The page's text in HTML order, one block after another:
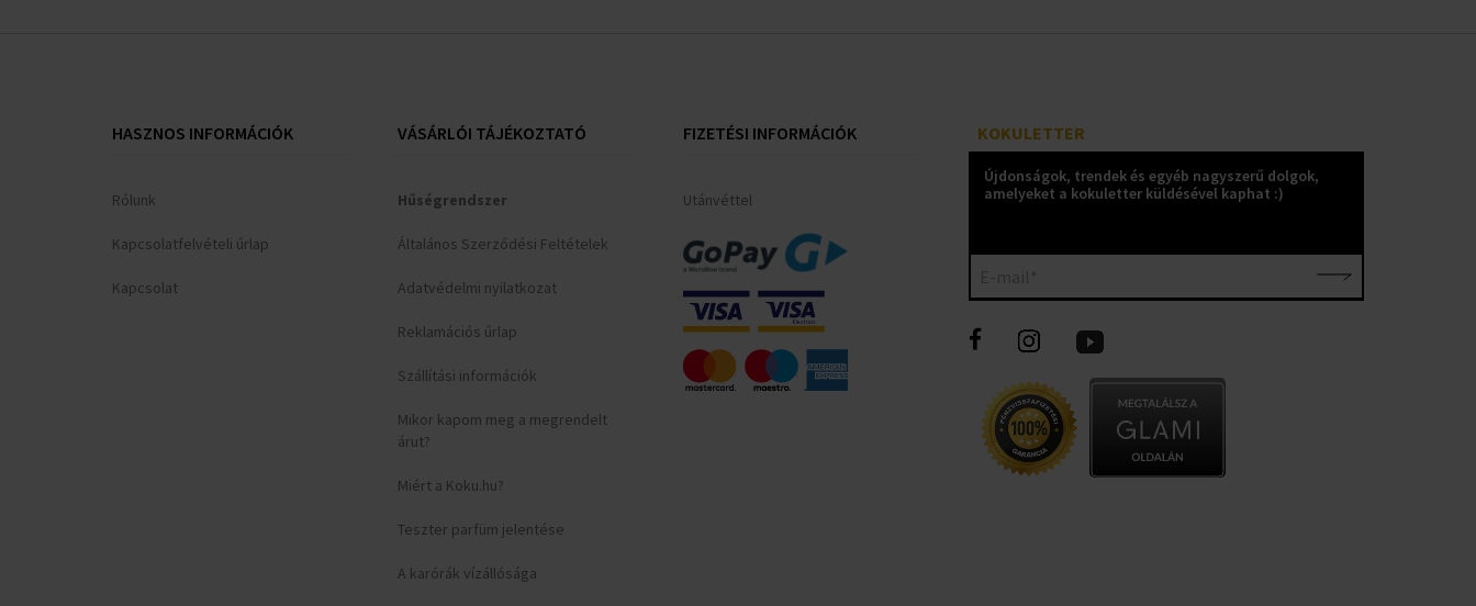
HASZNOS INFORMÁCIÓK
Rólunk
Kapcsolatfelvételi űrlap
Kapcsolat
VÁSÁRLÓI TÁJÉKOZTATÓ
Hűségrendszer
Általános Szerződési Feltételek
Adatvédelmi nyilatkozat
Reklamációs űrlap
Szállítási információk
Mikor kapom meg a megrendelt
árut?
Miért a Koku.hu?
Teszter parfüm jelentése
A karórák vízállósága
FIZETÉSI INFORMÁCIÓK
Utánvéttel
KOKULETTER
Újdonságok, trendek és egyéb nagyszerű dolgok,
amelyeket a kokuletter küldésével kaphat :)